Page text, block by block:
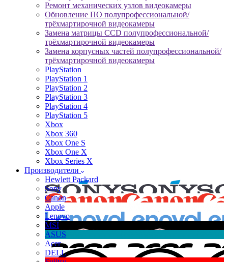
Ремонт механических узлов видеокамеры
Обновление ПО полупрофессиональной/
трёхмартирочной видеокамеры
Замена матрицы CCD полупрофессиональной/
трёхмартирочной видеокамеры
Замена корпусных частей полупрофессиональной/
трёхмартирочной видеокамеры
PlayStation
PlayStation 1
PlayStation 2
PlayStation 3
PlayStation 4
PlayStation 5
Xbox
Xbox 360
Xbox One S
Xbox One X
Xbox Series X
Производители
Hewlett Packard
Sony
Canon
Apple
Lenovo
MSI
ASUS
Acer
DELL